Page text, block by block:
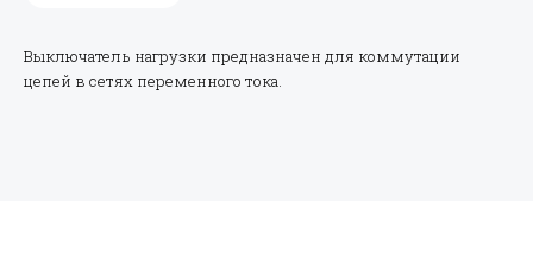
Выключатель нагрузки предназначен для коммутации
цепей в сетях переменного тока.